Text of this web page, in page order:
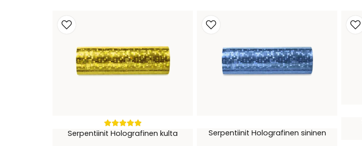
Serpentiinit Holografinen kulta Serpentiinit Holografinen sininen